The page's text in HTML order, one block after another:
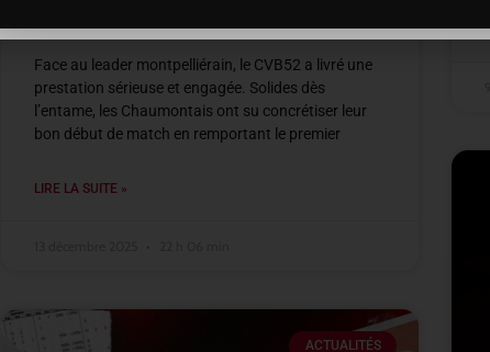
Face au leader montpelliérain, le CVB52 a livré une
prestation sérieuse et engagée. Solides dès
l’entame, les Chaumontais ont su concrétiser leur
bon début de match en remportant le premier
LIRE LA SUITE »
ACTUALITÉS